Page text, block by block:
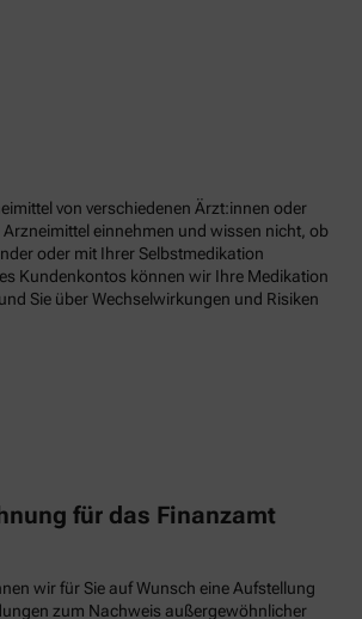
von verschiedenen Ärzt:innen oder
einnehmen und wissen nicht, ob
oder mit Ihrer Selbstmedikation
Kundenkontos können wir Ihre Medikation
Sie über Wechselwirkungen und Risiken
für das Finanzamt
wir für Sie auf Wunsch eine Aufstellung
zum Nachweis außergewöhnlicher